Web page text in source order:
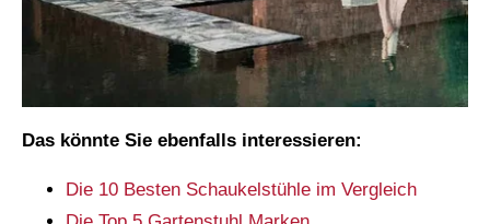
Das könnte Sie ebenfalls interessieren:
Die 10 Besten Schaukelstühle im Vergleich